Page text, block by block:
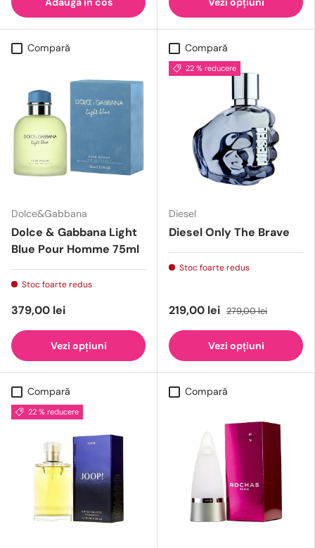
Compară
Dolce&Gabbana
Dolce & Gabbana Light
Blue Pour Homme 75ml
Stoc foarte redus
379,00 lei
Vezi opțiuni
Compară
22 % reducere
Diesel
Diesel Only The Brave
Stoc foarte redus
219,00 lei 279,00 lei
Vezi opțiuni
Compară
22 % reducere
Compară